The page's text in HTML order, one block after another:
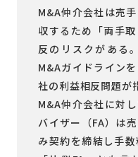
M&A仲介会社は売
収するため「両手
反のリスクがある
M&Aガイドライン
社の利益相反問題が
M&A仲介会社に対
バイザー（FA）は
み契約を締結し手数